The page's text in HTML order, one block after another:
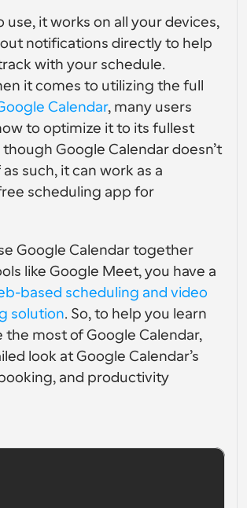
Suporte
Cuidados de saúde
Telemedicina
Experimente o Cal.ai agora!
de Agendamento
átomos React para adicionar
à sua aplicação
OAuth
usando OAuth
as suas aplicações favoritas
com múltiplos participantes
de Ajuda
aprender mais sobre o nosso sistema?
documentação de ajuda
Cal.com no seu website
livre com facilidade
por reservas
trabalho
agendamento e lembretes
use, it works on all your devices,
notifications directly to help
with your schedule.
it comes to utilizing the full
Calendar, many users
to optimize it to its fullest
Google Calendar doesn’t
such, it can work as a
scheduling app for
Google Calendar together
like Google Meet, you have a
based scheduling and video
solution. So, to help you learn
the most of Google Calendar,
look at Google Calendar’s
and productivity